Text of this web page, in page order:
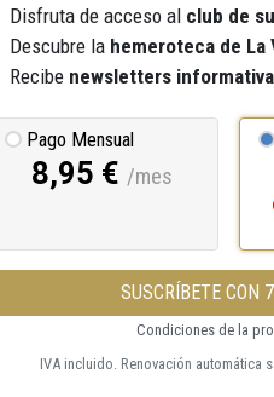
Disfruta de acceso alclub de
Descubre lahemerotecade La
Recibe newsletters
Pago Mensual
8,95 € /mes
SUSCRÍBETE CON
Condiciones de la
IVA incluido. Renovación automática